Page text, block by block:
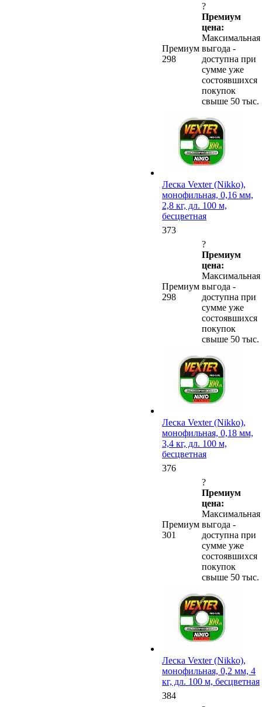
Премиум
298
?
Премиум
цена:
Максимальная
выгода -
доступна при
сумме уже
состоявшихся
покупок
свыше 50 тыс.
Леска Vexter (Nikko),
монофильная, 0,16 мм,
2,8 кг, дл. 100 м,
бесцветная
373
Премиум
298
?
Премиум
цена:
Максимальная
выгода -
доступна при
сумме уже
состоявшихся
покупок
свыше 50 тыс.
Леска Vexter (Nikko),
монофильная, 0,18 мм,
3,4 кг, дл. 100 м,
бесцветная
376
Премиум
301
?
Премиум
цена:
Максимальная
выгода -
доступна при
сумме уже
состоявшихся
покупок
свыше 50 тыс.
Леска Vexter (Nikko),
монофильная, 0,2 мм, 4
кг, дл. 100 м, бесцветная
384